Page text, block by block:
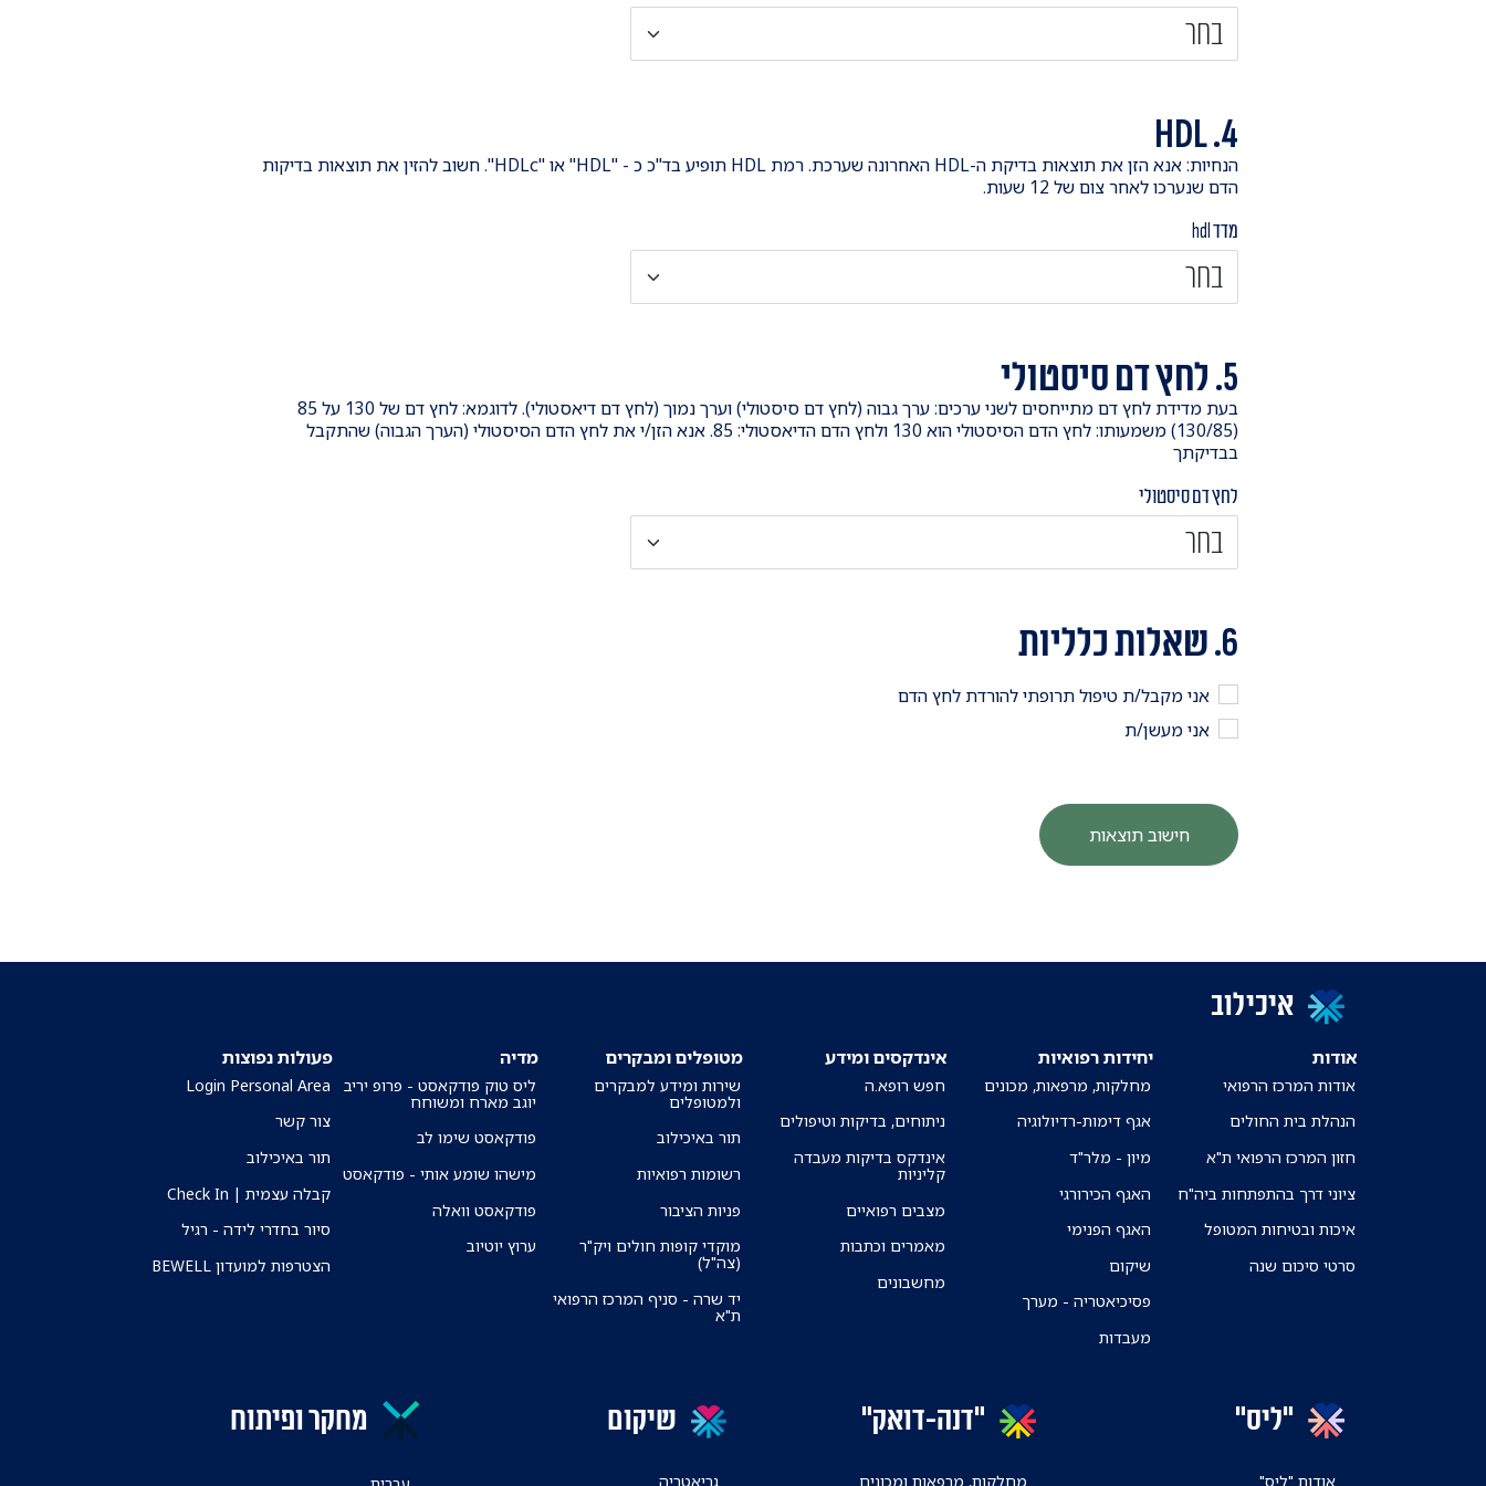
מה ניתן לעשות במידה והסיכון שחושב גבוה?
במידה ואובחנת כבעל סיכון בינוני או גבוה לחלות במחלת לב בעשר השנים הקרובות, יש לבחון מהם גורמי הסיכון האישיים
ולבנות יחד תכנית לקידום הבריאות. במרכז הרפואי תל אביב קיים מרכז למניעת מחלות לב ושיקום ובמסגרתו משולבים
ייעוץ ומעקב רפואיים יחד עם פעילות גופנית. לפרטים נוספים ניתן ליצור קשר טלפוני 03-6973945 או לבקר באתר
למניעת מחלות לב.
4. HDL
הנחיות: אנא הזן את תוצאות בדיקת ה-HDL האחרונה שערכת. רמת HDL תופיע בד"כ כ - "HDL" או "HDLc". חשוב להזין את תוצאות בדיקות
הדם שנערכו לאחר צום של 12 שעות.
מדד hdl
5. לחץ דם סיסטולי
בעת מדידת לחץ דם מתייחסים לשני ערכים: ערך גבוה (לחץ דם סיסטולי) וערך נמוך (לחץ דם דיאסטולי). לדוגמא: לחץ דם של 130 על 85
(130/85) משמעותו: לחץ הדם הסיסטולי הוא 130 ולחץ הדם הדיאסטולי: 85. אנא הזן/י את לחץ הדם הסיסטולי (הערך הגבוה) שהתקבל
בבדיקתך
לחץ דם סיסטולי
6. שאלות כלליות
אני מקבל/ת טיפול תרופתי להורדת לחץ הדם
אני מעשן/ת
חישוב תוצאות
איכילוב
אודות
אודות המרכז הרפואי
הנהלת בית החולים
חזון המרכז הרפואי ת"א
ציוני דרך בהתפתחות ביה"ח
איכות ובטיחות המטופל
סרטי סיכום שנה
יחידות רפואיות
מחלקות, מרפאות, מכונים
אגף דימות-רדיולוגיה
מיון - מלר"ד
האגף הכירורגי
האגף הפנימי
שיקום
פסיכיאטריה - מערך
מעבדות
אינדקסים ומידע
חפש רופא.ה
ניתוחים, בדיקות וטיפולים
אינדקס בדיקות מעבדה
קליניות
מצבים רפואיים
מאמרים וכתבות
מחשבונים
מטופלים ומבקרים
שירות ומידע למבקרים
ולמטופלים
תור באיכילוב
רשומות רפואיות
פניות הציבור
מוקדי קופות חולים ויק"ר
(צה"ל)
יד שרה - סניף המרכז הרפואי
ת"א
מדיה
ליס טוק פודקאסט - פרופ יריב
יוגב מארח ומשוחח
פודקאסט שימו לב
מישהו שומע אותי - פודקאסט
פודקאסט וואלה
ערוץ יוטיוב
פעולות נפוצות
Login Personal Area
צור קשר
תור באיכילוב
קבלה עצמית | Check In
סיור בחדרי לידה - רגיל
הצטרפות למועדון BEWELL
"ליס"
אודות "ליס"
"דנה-דואק"
מחלקות, מרפאות ומכונים
שיקום
גריאטריה
מחקר ופיתוח